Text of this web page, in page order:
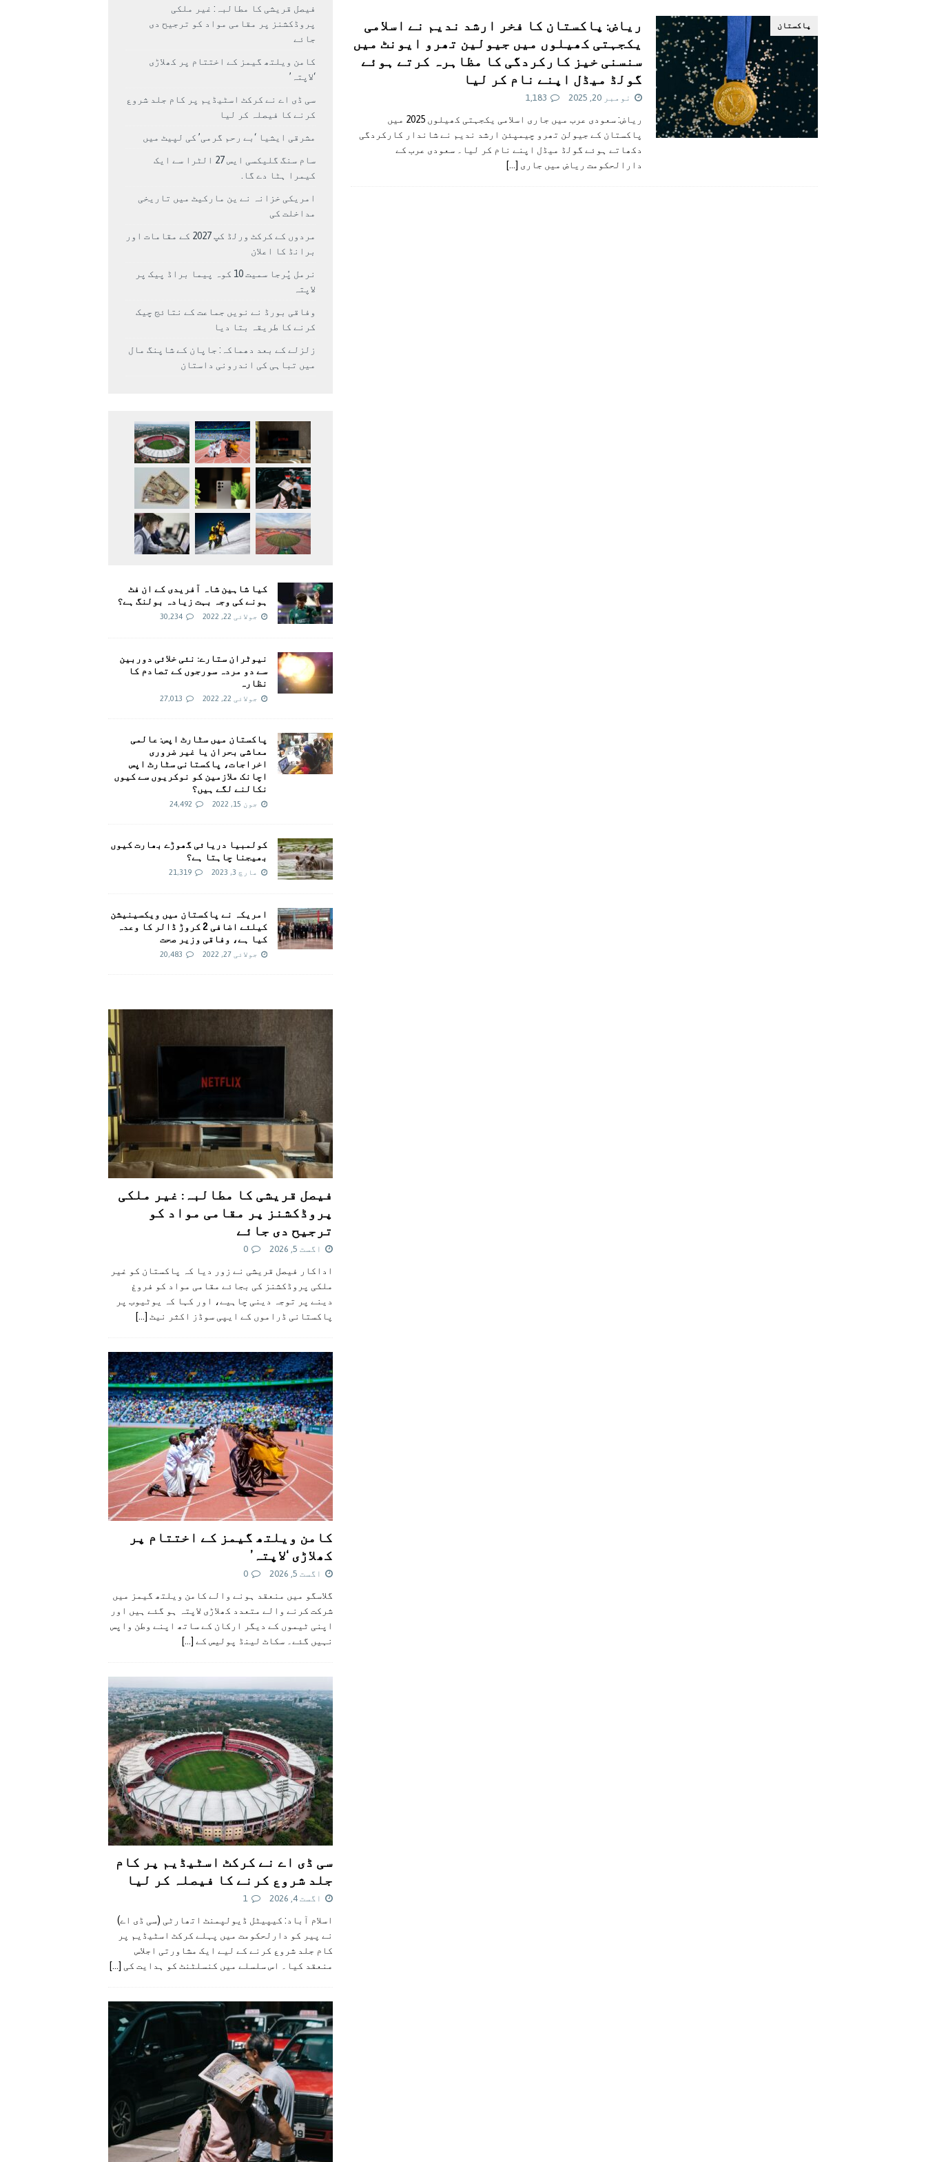
پاکستان پاکستان
ریاض: پاکستان کا فخر ارشد ندیم نے اسلامی
یکجہتی کھیلوں میں جيولين تھرو ایونٹ میں
سنسنی خیز کارکردگی کا مظاہرہ کرتے ہوئے
گولڈ میڈل اپنے نام کر لیا
نومبر 20, 2025 1,183
ریاض: سعودی عرب میں جاری اسلامی یکجہتی کھیلوں 2025 میں
پاکستان کے جیولن تھرو چیمپئن ارشد ندیم نے شاندار کارکردگی
دکھاتے ہوئے گولڈ میڈل اپنے نام کر لیا۔ سعودی عرب کے
دارالحکومت ریاض میں جاری […]
فیصل قریشی کا مطالبہ: غیر ملکی
پروڈکشنز پر مقامی مواد کو ترجیح دی
جائے
کامن ویلتھ گیمز کے اختتام پر کھلاڑی
‘لاپتہ’
سی ڈی اے نے کرکٹ اسٹیڈیم پر کام جلد شروع
کرنے کا فیصلہ کر لیا
مشرقی ایشیا ‘بے رحم گرمی’ کی لپیٹ میں
سام سنگ گلیکسی ایس 27 الٹرا سے ایک
کیمرا ہٹا دے گا.
امریکی خزانہ نے ین مارکیٹ میں تاریخی
مداخلت کی
مردوں کے کرکٹ ورلڈ کپ 2027 کے مقامات اور
برانڈ کا اعلان
نرمل پُرجا سمیت 10 کوہ پیما براڈ پیک پر
لاپتہ
وفاقی بورڈ نے نویں جماعت کے نتائج چیک
کرنے کا طریقہ بتا دیا
زلزلے کے بعد دھماکہ: جاپان کے شاپنگ مال
میں تباہی کی اندرونی داستان
کیا شاہین شاہ آفریدی کے ان فٹ
ہونے کی وجہ بہت زیادہ بولنگ ہے؟
جولائی 22, 2022 30,234
نیوٹران ستارے: نئی خلائی دوربین
سے دو مردہ سورجوں کے تصادم کا
نظارہ
جولائی 22, 2022 27,013
پاکستان میں سٹارٹ اپس: عالمی
معاشی بحران یا غیر ضروری
اخراجات، پاکستانی سٹارٹ اپس
اچانک ملازمین کو نوکریوں سے کیوں
نکالنے لگے ہیں؟
جون 15, 2022 24,492
کولمبیا دریائی گھوڑے بھارت کیوں
بھیجنا چاہتا ہے؟
مارچ 3, 2023 21,319
امريکہ نے پاکستان میں ویکسینیشن
کیلئے اضافی 2 کروڑ ڈالر کا وعدہ
کیا ہے، وفاقی وزیر صحت
جولائی 27, 2022 20,483
فیصل قریشی کا مطالبہ: غیر ملکی
پروڈکشنز پر مقامی مواد کو
ترجیح دی جائے
اگست 5, 2026 0
اداکار فیصل قریشی نے زور دیا کہ پاکستان کو غیر
ملکی پروڈکشنز کی بجائے مقامی مواد کو فروغ
دینے پر توجہ دینی چاہیے، اور کہا کہ یوٹیوب پر
پاکستانی ڈراموں کے ایپی سوڈز اکثر نیٹ [...]
کامن ویلتھ گیمز کے اختتام پر
کھلاڑی ‘لاپتہ’
اگست 5, 2026 0
گلاسگو میں منعقد ہونے والے کامن ویلتھ گیمز میں
شرکت کرنے والے متعدد کھلاڑی لاپتہ ہو گئے ہیں اور
اپنی ٹیموں کے دیگر ارکان کے ساتھ اپنے وطن واپس
نہیں گئے۔ سکاٹ لینڈ پولیس کے [...]
سی ڈی اے نے کرکٹ اسٹیڈیم پر کام
جلد شروع کرنے کا فیصلہ کر لیا
اگست 4, 2026 1
اسلام آباد: کیپیٹل ڈیولپمنٹ اتھارٹی (سی ڈی اے)
نے پیر کو دارلحکومت میں پہلے کرکٹ اسٹیڈیم پر
کام جلد شروع کرنے کے لیے ایک مشاورتی اجلاس
منعقد کیا۔ اس سلسلے میں کنسلٹنٹ کو ہدایت کی [...]